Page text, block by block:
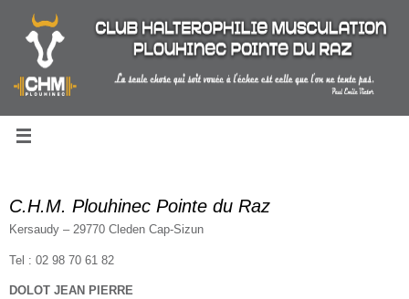
contenu
C.H.M. Plouhinec Pointe du Raz
Kersaudy – 29770 Cleden Cap-Sizun
Tel : 02 98 70 61 82
DOLOT JEAN PIERRE